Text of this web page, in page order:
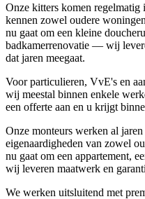
Onze kitters komen
kennen zowel oudere
nu gaat om een kleine
badkamerrenovatie — wij
dat jaren meegaat.
Voor particulieren, VvE's en
wij meestal binnen enkele
een offerte aan en u krijgt
Onze monteurs werken al
eigenaardigheden van zowel
nu gaat om een appartement,
wij leveren maatwerk en
We werken uitsluitend met